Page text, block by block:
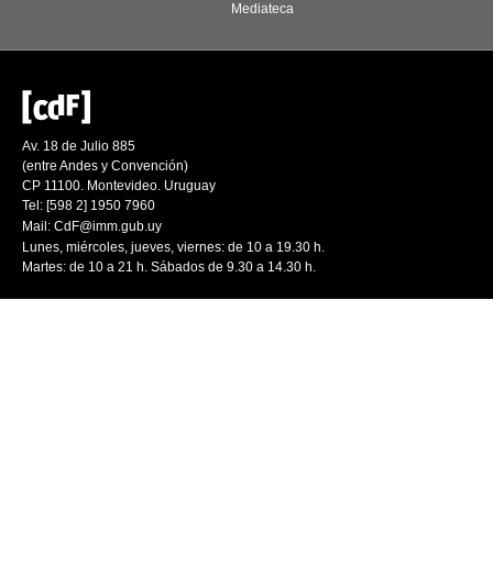
Mediateca
Av. 18 de Julio 885
(entre Andes y Convención)
CP 11100. Montevideo. Uruguay
Tel: [598 2] 1950 7960
Mail: CdF@imm.gub.uy
Lunes, miércoles, jueves, viernes: de 10 a 19.30 h.
Martes: de 10 a 21 h. Sábados de 9.30 a 14.30 h.